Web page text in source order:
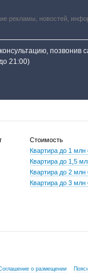
рекламы, новостей,
позвонив
21:00)
Стоимость
Квартира до 1 млн
Квартира до 1,5
Квартира до 2 млн
Квартира до 3 млн
о размещении